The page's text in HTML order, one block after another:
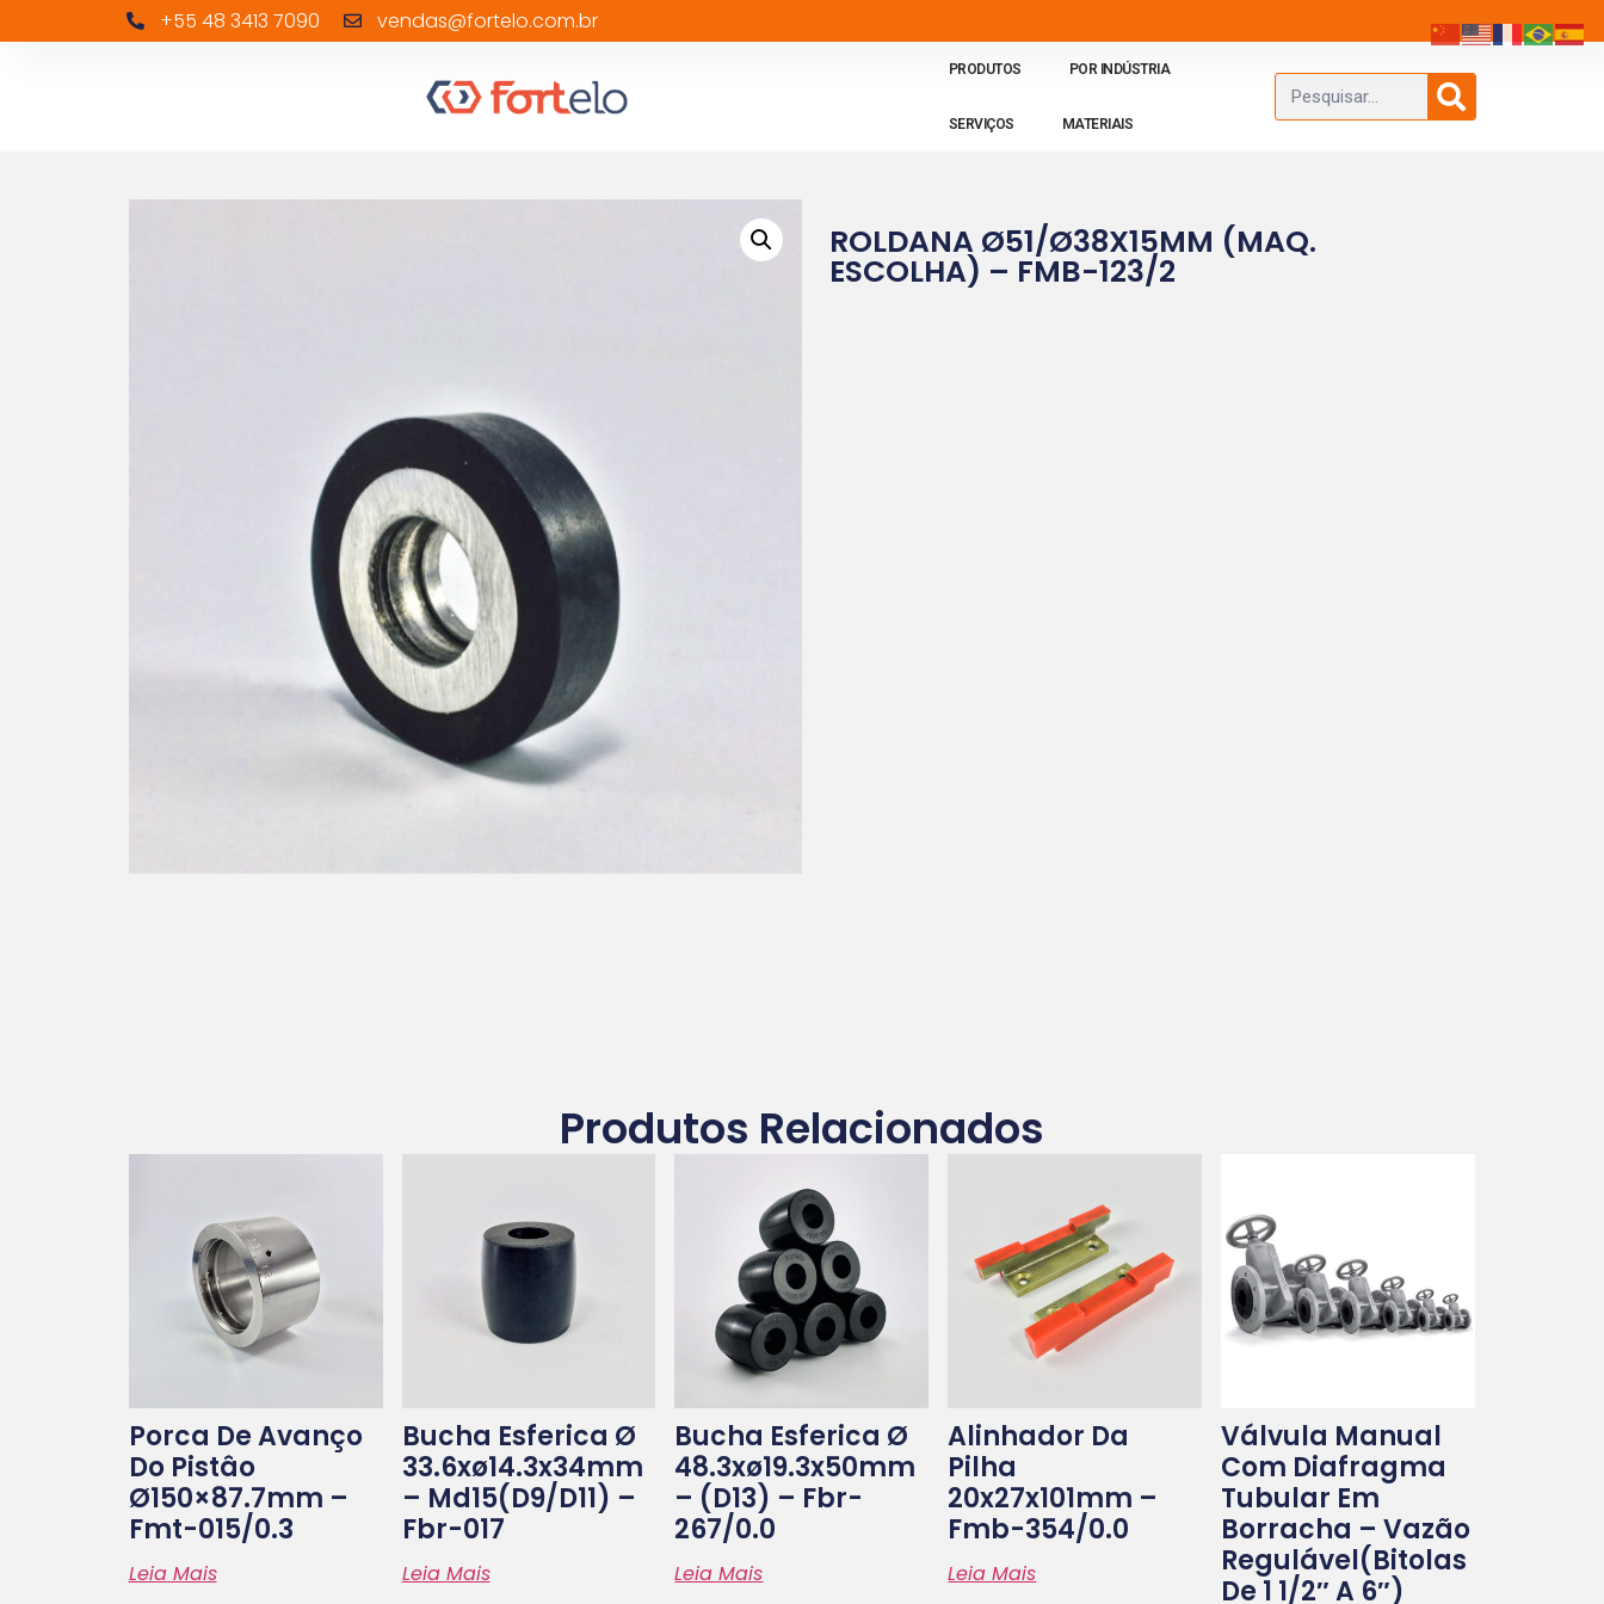
+55 48 3413 7090 vendas@fortelo.com.br
PRODUTOS POR INDÚSTRIA
SERVIÇOS MATERIAIS
ROLDANA Ø51/Ø38X15MM (MAQ.
ESCOLHA) – FMB-123/2
Produtos Relacionados
Porca De Avanço
Do Pistâo
Ø150×87.7mm –
Fmt-015/0.3
Leia Mais
Bucha Esferica Ø
33.6xø14.3x34mm
– Md15(d9/d11) –
Fbr-017
Leia Mais
Bucha Esferica Ø
48.3xø19.3x50mm
– (d13) – Fbr-
267/0.0
Leia Mais
Alinhador Da
Pilha
20x27x101mm –
Fmb-354/0.0
Leia Mais
Válvula Manual
Com Diafragma
Tubular Em
Borracha – Vazão
Regulável(bitolas
De 1 1/2″ A 6″)